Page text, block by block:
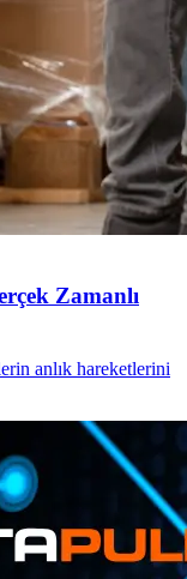
Zamanlı
anlık hareketlerini